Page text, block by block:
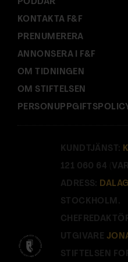
PODDAR
KONTAKTA F&F
PRENUMERERA
ANNONSERA I F&F
OM TIDNINGEN
OM STIFTELSEN
KUNDTJÄNST:
121 060 64
ADRESS:
STOCKHOLM.
UTGIVARE
STIFTELSEN